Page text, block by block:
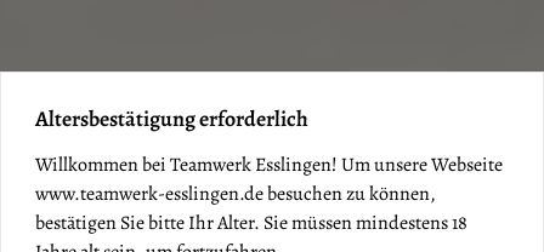
Altersbestätigung erforderlich
Willkommen bei Teamwerk Esslingen! Um unsere Webseite
www.teamwerk-esslingen.debesuchen zu können,
bestätigen Sie bitte Ihr Alter. Sie müssen mindestens 18